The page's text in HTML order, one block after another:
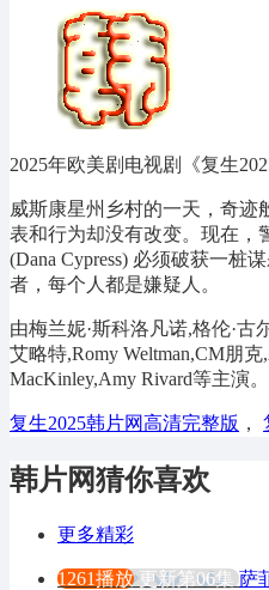
2025年欧美剧电视剧《复生
威斯康星州乡村的一天，奇迹
表和行为却没有改变。现在，
(Dana Cypress) 必须破获一桩
者，每个人都是嫌疑人。
由梅兰妮·斯科洛凡诺,格伦·古
艾略特,Romy Weltman,CM朋克
MacKinley,Amy Rivard等主演。
复生2025韩片网高清完整版 ，
韩片网猜你喜欢
更多精彩
1261播放 更新第06集 萨